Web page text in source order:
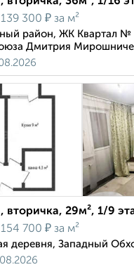
139 300 ₽ за м²
район, ЖК Квартал №
Дмитрия
вторичка, 29м², 1/9
154 700 ₽ за м²
деревня, Западный